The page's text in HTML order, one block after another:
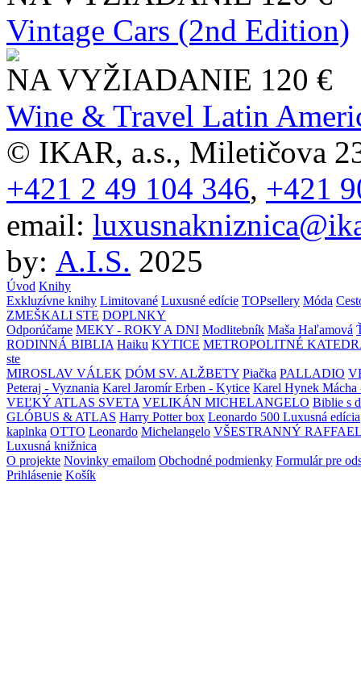
Vintage Cars (2nd Edition)
NA VYŽIADANIE 120 €
Wine & Travel Latin
© IKAR, a.s., Miletičova
+421 2 49 104 346, +421
email:
by: A.I.S. 2025
Úvod Knihy
Exkluzívne knihy Limitované Luxusné edície TOPsellery Móda
ZMEŠKALI STE DOPLNKY
Odporúčame MEKY - ROKY A DNI Modlitebník Maša Haľamová
RODINNÁ BIBLIA Haiku KYTICE METROPOLITNÉ
ste
MIROSLAV VÁLEK DÓM SV. ALŽBETY Piačka PALLADIO
Peteraj - Vyznania Karel Jaromír Erben - Kytice Karel Hynek Mácha
VEĽKÝ ATLAS SVETA VELIKÁN MICHELANGELO Biblie s
GLÓBUS & ATLAS Harry Potter box Leonardo 500 Luxusná edícia
kaplnka OTTO Leonardo Michelangelo VŠESTRANNÝ
Luxusná knižnica
O projekte Novinky emailom Obchodné podmienky Formulár pre
Prihlásenie Košík